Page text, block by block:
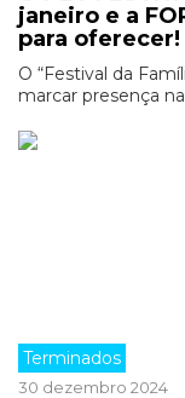
janeiro e a
para oferecer!
O “Festival da
marcar presença
Terminados
30 dezembro 2024